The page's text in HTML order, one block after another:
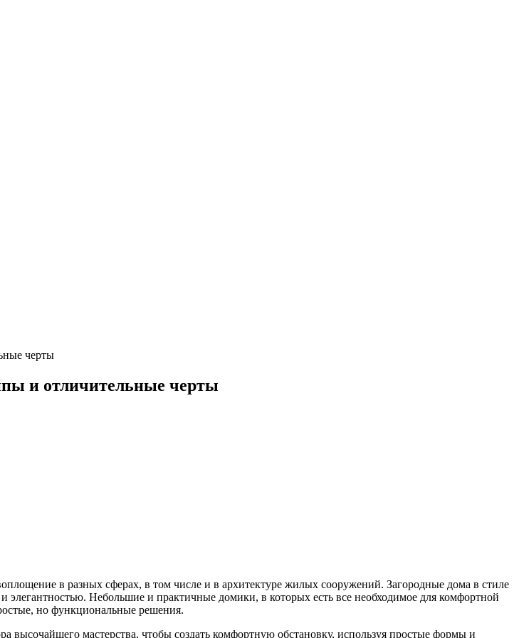
черты
и отличительные черты
в разных сферах, в том числе и в архитектуре жилых сооружений. Загородные дома в стиле
Небольшие и практичные домики, в которых есть все необходимое для комфортной
но функциональные решения.
высочайшего мастерства, чтобы создать комфортную обстановку, используя простые формы и